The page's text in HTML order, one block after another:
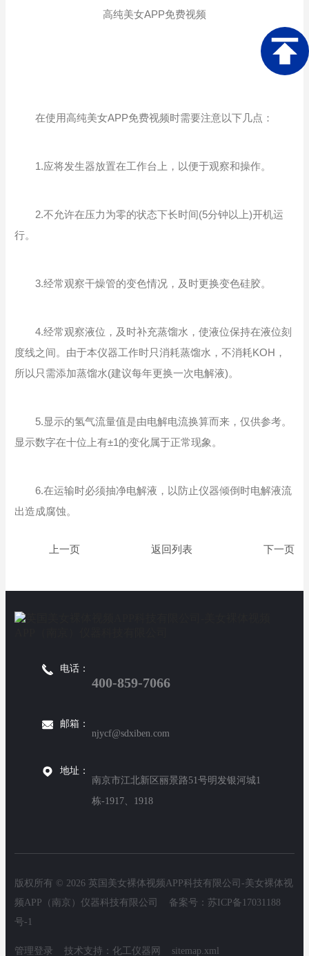
高纯美女APP免费视频
在使用高纯美女APP免费视频时需要注意以下几点：
1.应将发生器放置在工作台上，以便于观察和操作。
2.不允许在压力为零的状态下长时间(5分钟以上)开机运
行。
3.经常观察干燥管的变色情况，及时更换变色硅胶。
4.经常观察液位，及时补充蒸馏水，使液位保持在液位刻
度线之间。由于本仪器工作时只消耗蒸馏水，不消耗KOH，
所以只需添加蒸馏水(建议每年更换一次电解液)。
5.显示的氢气流量值是由电解电流换算而来，仅供参考。
显示数字在十位上有±1的变化属于正常现象。
6.在运输时必须抽净电解液，以防止仪器倾倒时电解液流
出造成腐蚀。
返回列表
电话：
400-859-7066
邮箱：
njycf@sdxiben.com
地址：
南京市江北新区丽景路51号明发银河城1
栋-1917、1918
版权所有 © 2026 英国美女裸体视频APP科技有限公司-美女裸体视
频APP（南京）仪器科技有限公司 备案号： 苏ICP备17031188
号-1
管理登录 技术支持： 化工仪器网 sitemap.xml